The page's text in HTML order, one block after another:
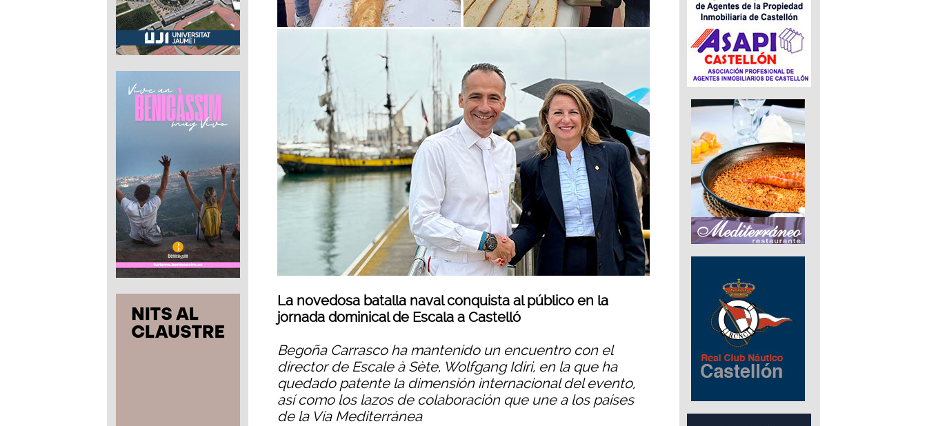
La novedosa batalla naval conquista al público en la
jornada dominical de Escala a Castelló
Begoña Carrasco ha mantenido un encuentro con el
director de Escale à Sète, Wolfgang Idiri, en la que ha
quedado patente la dimensión internacional del evento,
así como los lazos de colaboración que une a los países
de la Vía Mediterránea